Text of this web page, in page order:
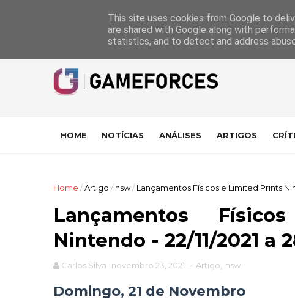
A equipa Pontuações das Análises Suporte da
HOME NOTÍCIAS ANÁLISES ARTIGOS
Home /Artigo / nsw/ Lançamentos Físicos e Limited Prints
Lançamentos
Nintendo - 22/11/2021 a
Carlos Silva novembro 23, 2021 - Artigo nsw
Domingo, 21 de Novembro
This site uses cookies from Google to
are shared with Google along with
statistics, and to detect and address